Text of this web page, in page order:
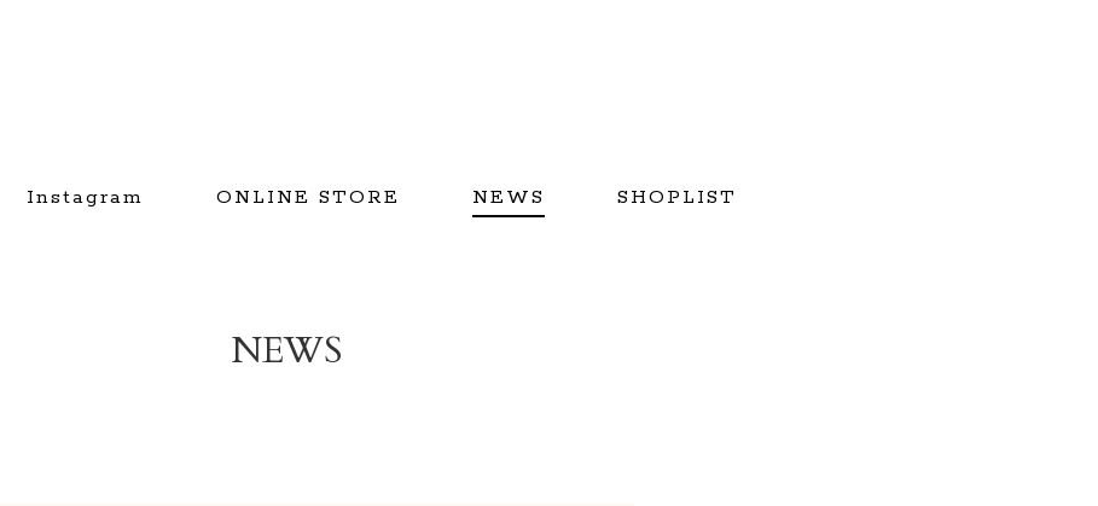
Instagram ONLINE STORE NEWS SHOPLIST
NEWS